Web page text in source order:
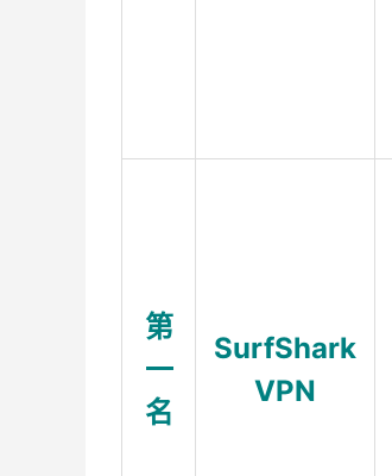
第
一
名
SurfShark
VPN